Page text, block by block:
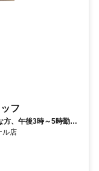
フ
方、午後3時～5時勤務
ル店